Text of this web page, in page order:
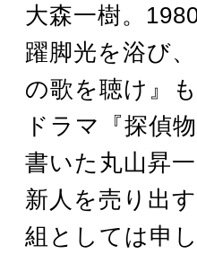
大森一樹。
躍脚光を浴び
の歌を聴け』
ドラマ『探偵
書いた丸山昇
新人を売り出
組としては申し